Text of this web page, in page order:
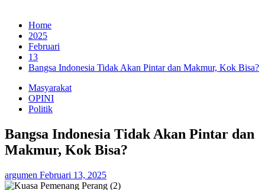
Home
2025
Februari
13
Bangsa Indonesia Tidak Akan Pintar dan Makmur, Kok Bisa?
Masyarakat
OPINI
Politik
Bangsa Indonesia Tidak Akan Pintar dan
Makmur, Kok Bisa?
argumen Februari 13, 2025